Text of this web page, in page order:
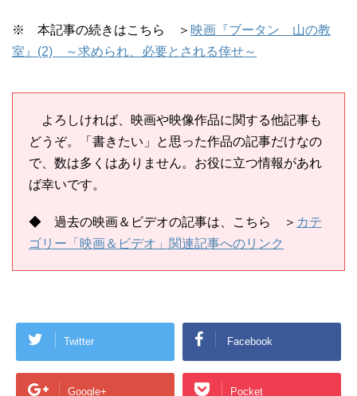
※ 本記事の続きはこちら ＞ 映画『ブータン 山の教
室』(2) ～求められ、必要とされる倖せ～
よろしければ、映画や映像作品に関する他記事も
どうぞ。「書きたい」と思った作品の記事だけなの
で、数は多くはありません。お役に立つ情報があれ
ば幸いです。
◆ 過去の映画＆ビデオの記事は、 こちら ＞ カテ
ゴリー「映画＆ビデオ」関連記事へのリンク
Twitter Facebook
Google+ Pocket